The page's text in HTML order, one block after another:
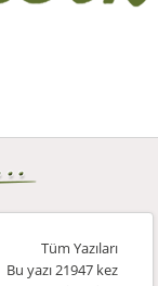
Tüm Yazıları
Bu yazı 21947 kez